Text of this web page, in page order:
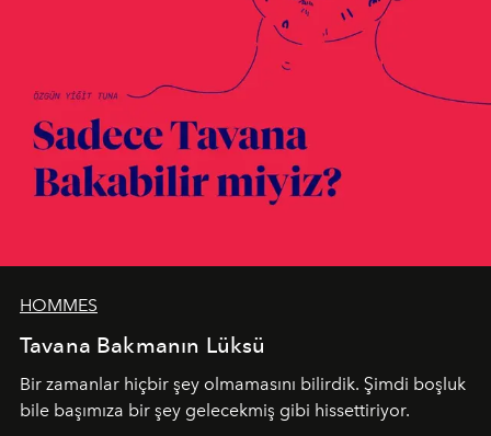
HOMMES
Tavana Bakmanın Lüksü
Bir zamanlar hiçbir şey olmamasını bilirdik. Şimdi boşluk
bile başımıza bir şey gelecekmiş gibi hissettiriyor.